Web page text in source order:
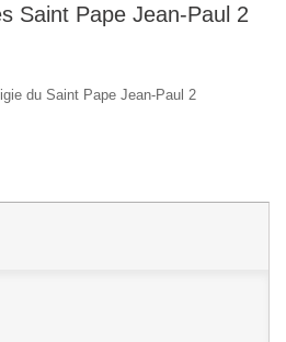
Saint Pape Jean-Paul 2
du Saint Pape Jean-Paul 2